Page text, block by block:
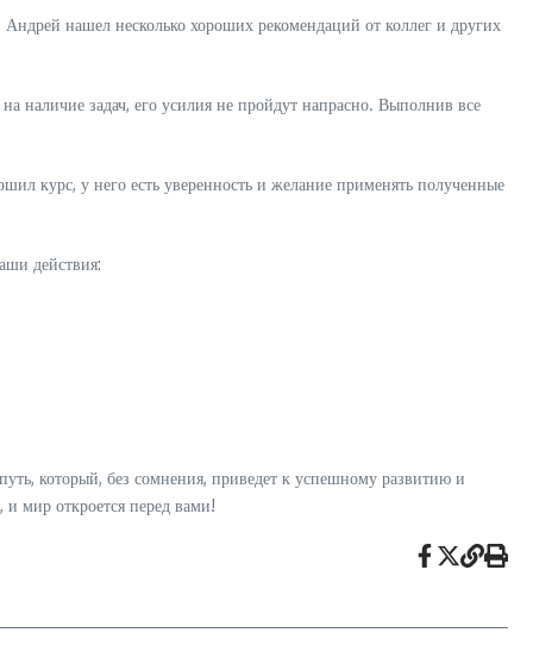
Андрей нашел несколько хороших рекомендаций от коллег и других
наличие задач, его усилия не пройдут напрасно. Выполнив все
курс, у него есть уверенность и желание применять полученные
действия:
который, без сомнения, приведет к успешному развитию и
и мир откроется перед вами!